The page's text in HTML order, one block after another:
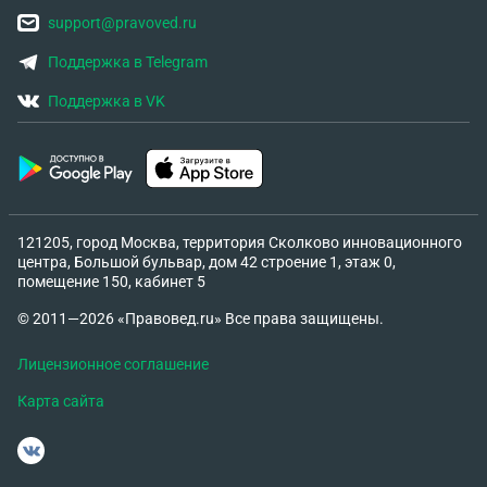
support@pravoved.ru
Поддержка в Telegram
Поддержка в VK
121205, город Москва, территория Сколково инновационного
центра, Большой бульвар, дом 42 строение 1, этаж 0,
помещение 150, кабинет 5
© 2011—2026 «Правовед.ru» Все права защищены.
Лицензионное соглашение
Карта сайта